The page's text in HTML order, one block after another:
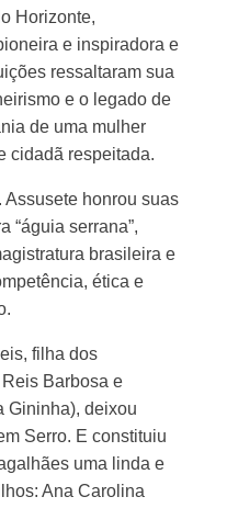
Horizonte,
e inspiradora e
ressaltaram sua
e o legado de
de uma mulher
cidadã respeitada.
Assusete honrou suas
“águia serrana”,
brasileira e
ética e
filha dos
Barbosa e
Gininha), deixou
Serro. E constituiu
uma linda e
Ana Carolina